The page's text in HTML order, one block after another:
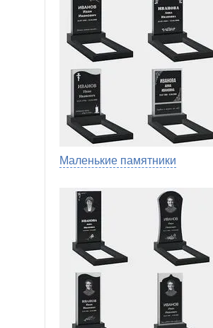
Маленькие памятники